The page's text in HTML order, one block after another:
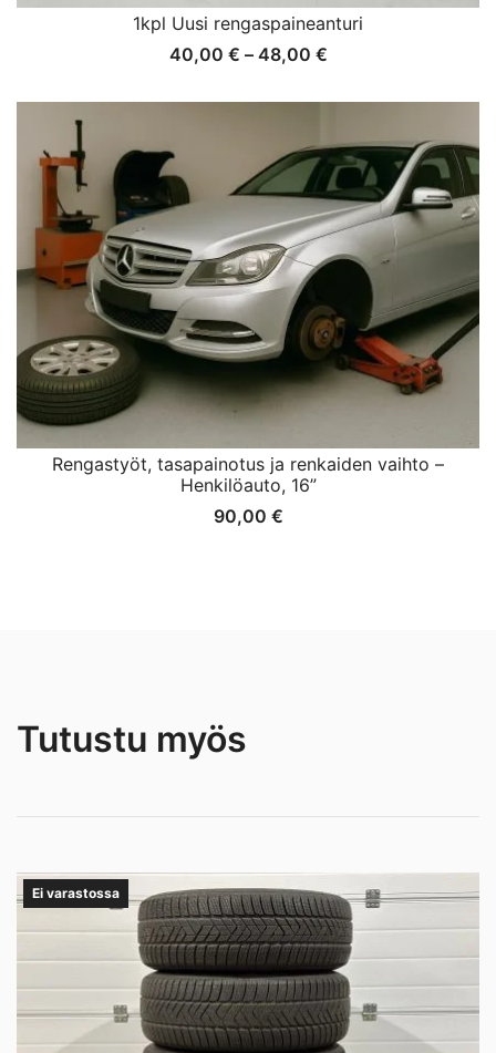
1kpl Uusi rengaspaineanturi
40,00 € – 48,00 €Hintaluokka:
48,00 €
Rengastyöt, tasapainotus ja renkaiden vaihto –
Henkilöauto, 16”
90,00 €
Tutustu myös
Ei varastossa